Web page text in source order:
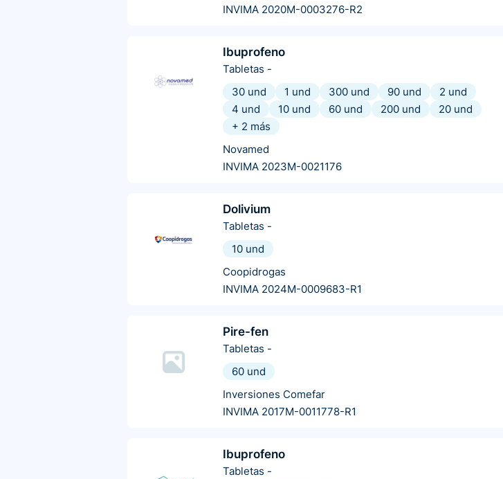
INVIMA 2020M-0003276-R2
Ibuprofeno
Tabletas -
30 und
1 und 300 und 90 und
2 und
4 und
10 und 60 und 200 und
20 und
+ 2 más
Novamed
INVIMA 2023M-0021176
Dolivium
Tabletas -
10 und
Coopidrogas
INVIMA 2024M-0009683-R1
Pire-fen
Tabletas -
60 und
Inversiones Comefar
INVIMA 2017M-0011778-R1
Ibuprofeno
Tabletas -